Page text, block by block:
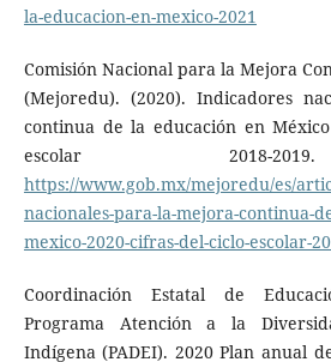
la-educacion-en-mexico-2021
Comisión Nacional para la Mejora
(Mejoredu). (2020). Indicadores
continua de la educación en
escolar 2018-
https://www.gob.mx/mejoredu/es/
nacionales-para-la-mejora-continua-
mexico-2020-cifras-del-ciclo-escolar-
Coordinación Estatal de
Programa Atención a la
Indígena (PADEI). 2020 Plan anual